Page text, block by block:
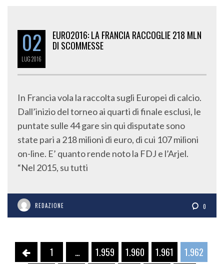
02
LUG2016
EURO2016: LA FRANCIA RACCOGLIE 218 MLN
DI SCOMMESSE
In Francia vola la raccolta sugli Europei di calcio.
Dall’inizio del torneo ai quarti di finale esclusi, le
puntate sulle 44 gare sin qui disputate sono
state pari a 218 milioni di euro, di cui 107 milioni
on-line. E’ quanto rende noto la FDJ e l’Arjel.
“Nel 2015, su tutti
REDAZIONE 0
1 … 1.959 1.960 1.961 1.962